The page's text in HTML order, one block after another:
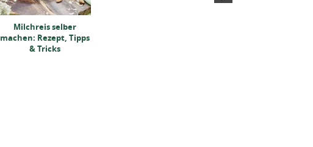
Milchreis selber
machen: Rezept, Tipps
& Tricks